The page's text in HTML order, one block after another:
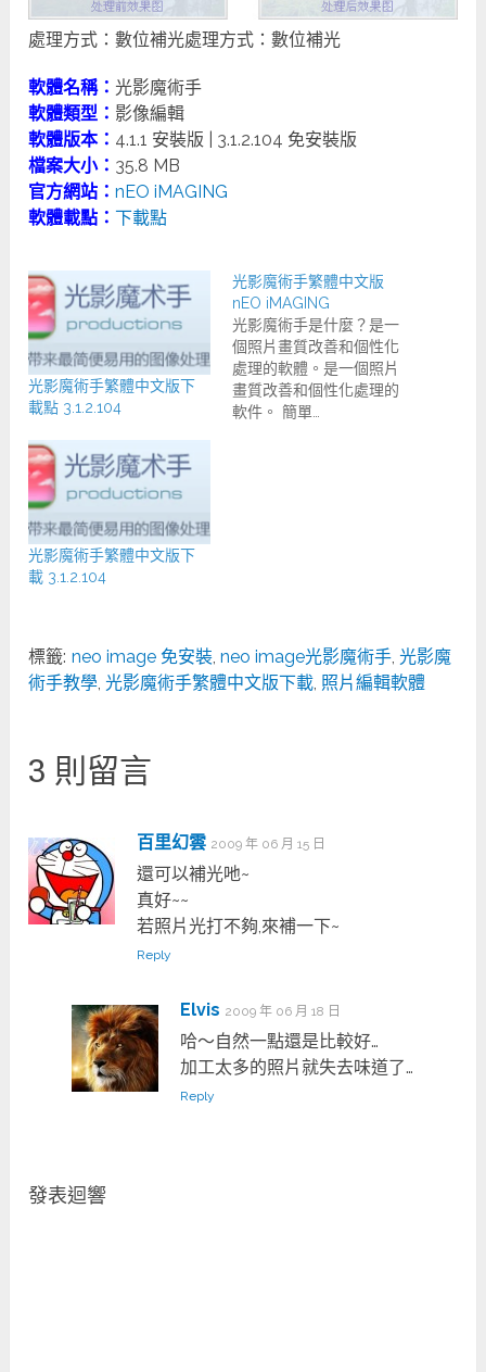
處理方式：數位補光處理方式：數位補光
軟體名稱： 光影魔術手
軟體類型： 影像編輯
軟體版本： 4.1.1 安裝版 | 3.1.2.104 免安裝版
檔案大小： 35.8 MB
官方網站：nEO iMAGING
軟體載點：下載點
光影魔術手繁體中文版下
載點 3.1.2.104
光影魔術手繁體中文版
nEO iMAGING
光影魔術手是什麼？是一
個照片畫質改善和個性化
處理的軟體。是一個照片
畫質改善和個性化處理的
軟件。 簡單…
光影魔術手繁體中文版下
載 3.1.2.104
標籤: neo image 免安裝,neo image光影魔術手,光影魔
術手教學,光影魔術手繁體中文版下載, 照片編輯軟體
3 則留言
百里幻雲 2009 年 06 月 15 日
還可以補光吔~
真好~~
若照片光打不夠,來補一下~
Reply
Elvis 2009 年 06 月 18 日
哈～自然一點還是比較好…
加工太多的照片就失去味道了…
Reply
發表迴響